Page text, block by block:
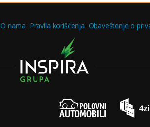
O nama Pravila korišćenja Obaveštenje o